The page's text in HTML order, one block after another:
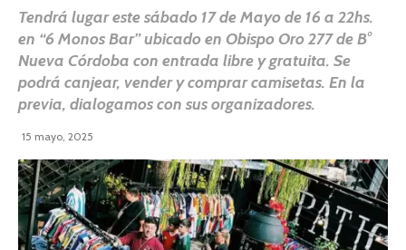
Tendrá lugar este sábado 17 de Mayo de 16 a 22hs.
en “6 Monos Bar” ubicado en Obispo Oro 277 de B°
Nueva Córdoba con entrada libre y gratuita. Se
podrá canjear, vender y comprar camisetas. En la
previa, dialogamos con sus organizadores.
15 mayo, 2025